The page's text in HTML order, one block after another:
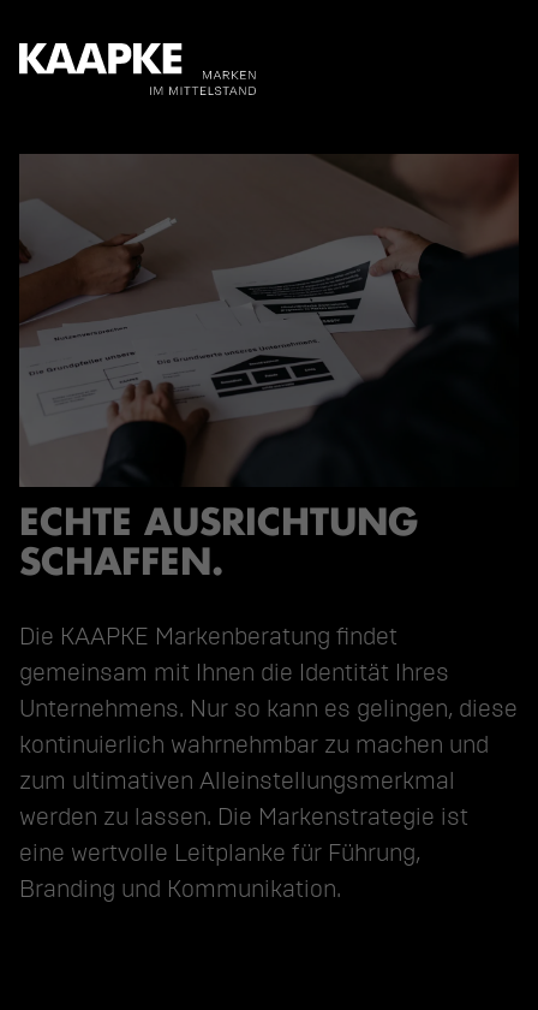
ECHTE AUSRICHTUNG
SCHAFFEN.
Die KAAPKE Markenberatung findet
gemeinsam mit Ihnen die Identität Ihres
Unternehmens. Nur so kann es gelingen, diese
kontinuierlich wahrnehmbar zu machen und
zum ultimativen Alleinstellungsmerkmal
werden zu lassen. Die Markenstrategie ist
eine wertvolle Leitplanke für Führung,
Branding und Kommunikation.